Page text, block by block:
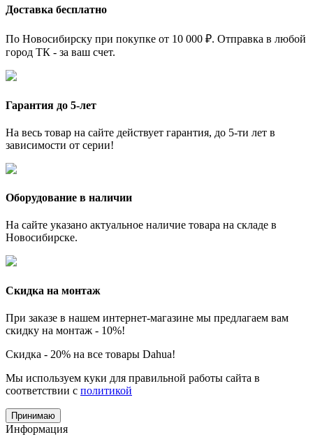
Доставка бесплатно
По Новосибирску при покупке от 10 000 ₽. Отправка в любой
город ТК - за ваш счет.
Гарантия до 5-лет
На весь товар на сайте действует гарантия, до 5-ти лет в
зависимости от серии!
Оборудование в наличии
На сайте указано актуальное наличие товара на складе в
Новосибирске.
Скидка на монтаж
При заказе в нашем интернет-магазине мы предлагаем вам
скидку на монтаж - 10%!
Скидка - 20% на все товары Dahua!
Мы используем куки для правильной работы сайта в
соответствии с политикой
Принимаю
Информация